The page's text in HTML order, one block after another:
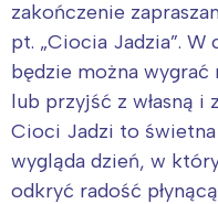
zakończenie
pt. „Ciocia Jadzia”.
będzie można
lub przyjść z własną i
Cioci Jadzi to
wygląda dzień, w
odkryć radość